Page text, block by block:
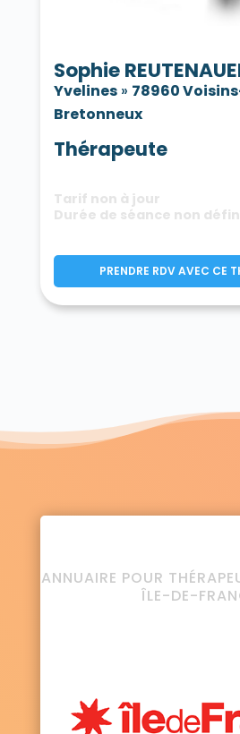
Sophie
Yvelines» 78960
Bretonneux
Thérapeute
Tarif non à jour
Durée de séance non
PRENDRE RDV AVEC CE
ANNUAIRE POUR
ÎLE-DE-